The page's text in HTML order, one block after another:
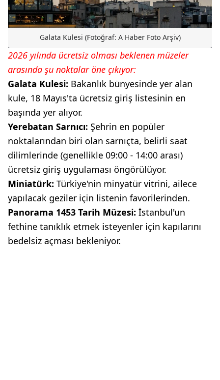
Galata Kulesi (Fotoğraf: A Haber Foto Arşiv)
2026 yılında ücretsiz olması beklenen müzeler
arasında şu noktalar öne çıkıyor:
Galata Kulesi: Bakanlık bünyesinde yer alan
kule, 18 Mayıs'ta ücretsiz giriş listesinin en
başında yer alıyor.
Yerebatan Sarnıcı: Şehrin en popüler
noktalarından biri olan sarnıçta, belirli saat
dilimlerinde (genellikle 09:00 - 14:00 arası)
ücretsiz giriş uygulaması öngörülüyor.
Miniatürk: Türkiye'nin minyatür vitrini, ailece
yapılacak geziler için listenin favorilerinden.
Panorama 1453 Tarih Müzesi: İstanbul'un
fethine tanıklık etmek isteyenler için kapılarını
bedelsiz açması bekleniyor.